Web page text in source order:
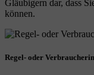
Gläubigern dar, dass
können.
Regel- oder